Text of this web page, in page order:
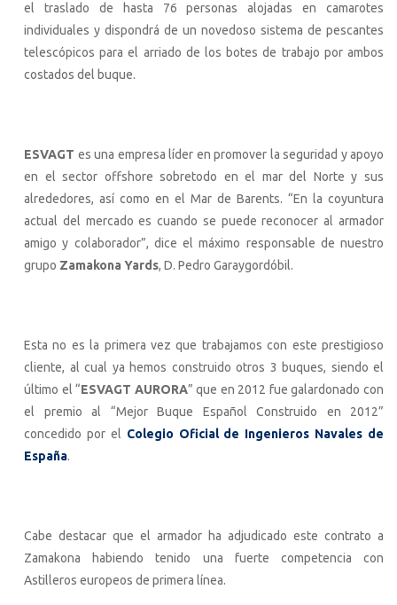
el traslado de hasta 76 personas alojadas en camarotes
individuales y dispondrá de un novedoso sistema de pescantes
telescópicos para el arriado de los botes de trabajo por ambos
costados del buque.
ESVAGT es una empresa líder en promover la seguridad y apoyo
en el sector offshore sobretodo en el mar del Norte y sus
alrededores, así como en el Mar de Barents. “En la coyuntura
actual del mercado es cuando se puede reconocer al armador
amigo y colaborador”, dice el máximo responsable de nuestro
grupo Zamakona Yards, D. Pedro Garaygordóbil.
Esta no es la primera vez que trabajamos con este prestigioso
cliente, al cual ya hemos construido otros 3 buques, siendo el
último el “ESVAGT AURORA” que en 2012 fue galardonado con
el premio al “Mejor Buque Español Construido en 2012”
concedido por el Colegio Oficial de Ingenieros Navales de
España.
Cabe destacar que el armador ha adjudicado este contrato a
Zamakona habiendo tenido una fuerte competencia con
Astilleros europeos de primera línea.